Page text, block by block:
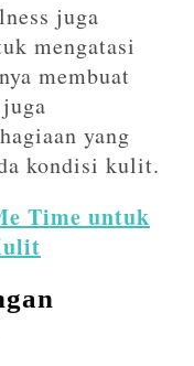
juga
mengatasi
membuat
yang
kondisi kulit.
Time untuk